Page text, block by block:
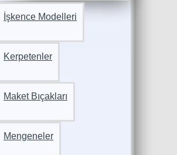
İşkence Modelleri
Kerpetenler
Maket Bıçakları
Mengeneler